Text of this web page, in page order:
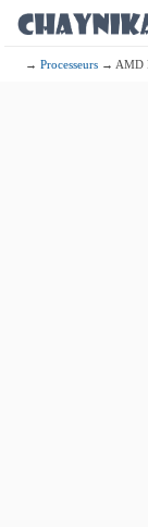
→Processeurs → AMD